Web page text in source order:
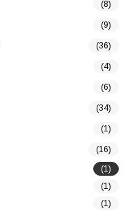
(8)
(9)
(36)
(4)
(6)
(34)
(1)
(16)
(1)
(1)
(1)